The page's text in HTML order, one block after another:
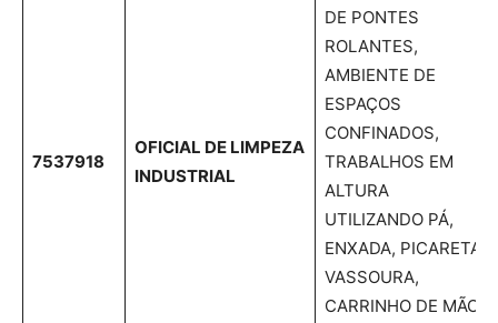
7537918
OFICIAL DE LIMPEZA
INDUSTRIAL
DE PONTES
ROLANTES,
AMBIENTE DE
ESPAÇOS
CONFINADOS,
TRABALHOS EM
ALTURA
UTILIZANDO PÁ,
ENXADA, PICARETA,
VASSOURA,
CARRINHO DE MÃO